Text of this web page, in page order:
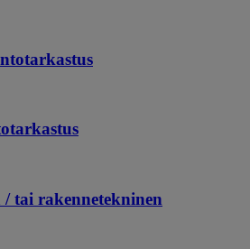
tai rakennetekninen